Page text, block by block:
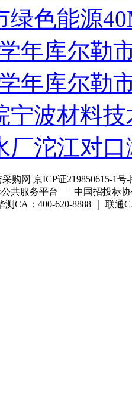
绿色能源
年库尔勒
年库尔勒
宁波材料
厂沱江对
购网 京ICP证219850615-1号
公共服务平台 | 中国招投标
CA：400-620-8888 ｜ 联通